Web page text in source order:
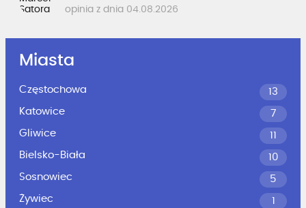
opinia z dnia 04.08.2026
Miasta
Częstochowa
13
Katowice
7
Gliwice
11
Bielsko-Biała
10
Sosnowiec
5
Żywiec
1